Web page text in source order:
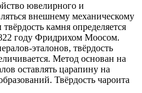
ювелирного и
внешнему механическому
камня определяется
году Фридрихом Моосом.
эталонов, твёрдость
Метод основан на
оставлять царапину на
Твёрдость чароита